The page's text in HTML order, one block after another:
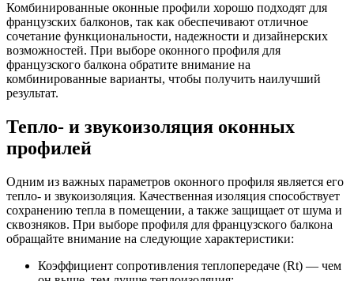
Комбинированные оконные профили хорошо подходят для
французских балконов, так как обеспечивают отличное
сочетание функциональности, надежности и дизайнерских
возможностей. При выборе оконного профиля для
французского балкона обратите внимание на
комбинированные варианты, чтобы получить наилучший
результат.
Тепло- и звукоизоляция оконных
профилей
Одним из важных параметров оконного профиля является его
тепло- и звукоизоляция. Качественная изоляция способствует
сохранению тепла в помещении, а также защищает от шума и
сквозняков. При выборе профиля для французского балкона
обращайте внимание на следующие характеристики:
Коэффициент сопротивления теплопередаче (Rt) — чем